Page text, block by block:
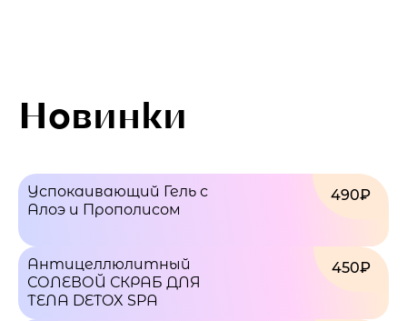
Новинки
490₽
Успокаивающий Гель с
Алоэ и Прополисом
450₽
Антицеллюлитный
СОЛЕВОЙ СКРАБ ДЛЯ
ТЕЛА DETOX SPA